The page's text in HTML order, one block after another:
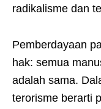
radikalisme dan
Pemberdayaan
hak: semua
adalah sama.
terorisme berarti